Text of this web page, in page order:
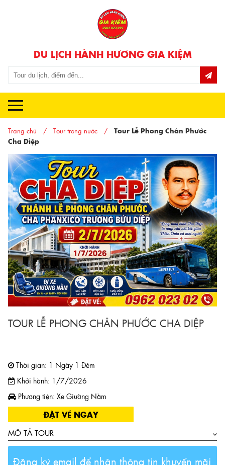
DU LỊCH HÀNH HƯƠNG GIA KIỆM
Trang chủ Tour trong nước
Tour Lễ Phong Chân Phước
Cha Diệp
TOUR LỄ PHONG CHÂN PHƯỚC CHA DIỆP
Thời gian: 1 Ngày 1 Đêm
Khởi hành: 1/7/2026
Phương tiện: Xe Giường Nằm
ĐẶT VÉ NGAY
MÔ TẢ TOUR
Đăng ký email để nhận thông tin khuyến mãi